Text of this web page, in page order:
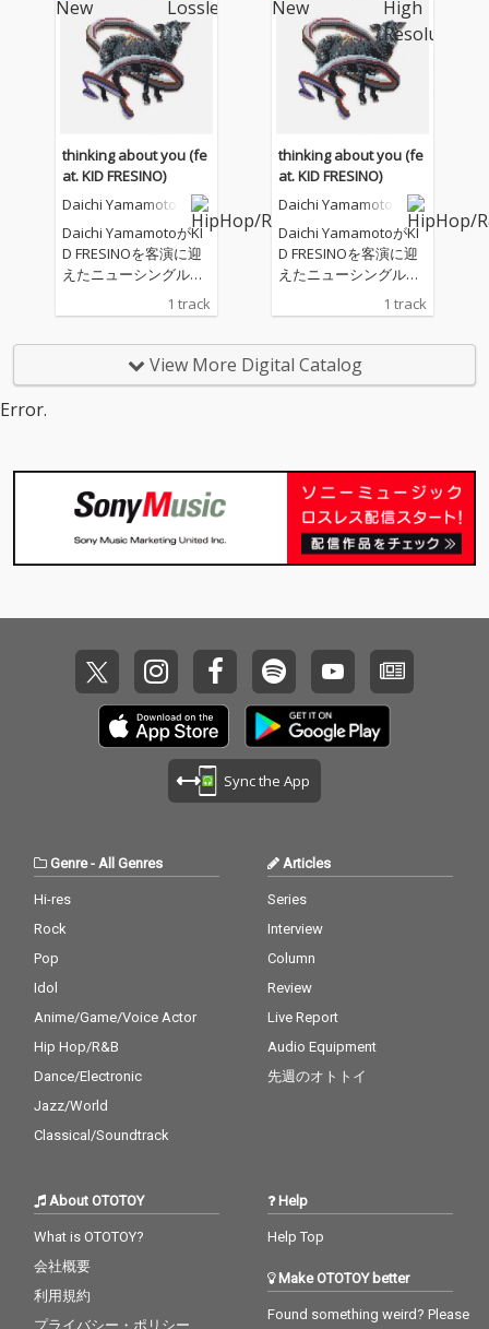
thinking about you (fe
at. KID FRESINO)
Daichi Yamamoto
Daichi YamamotoがKI
D FRESINOを客演に迎
えたニューシングル「t
hinking about you」を
7月22日（水）にリリ
者にとって「Let It B
e」以来、7年ぶりとな
ライブで初披露された
今作は、何気ない日常
の景色やふとした行動
のなかに自然と浮か
まとったトラックの上
で、Daichi Yamamoto
とKID FRESINO、それ
ぞれの言葉が穏やかに
交差する。日々の暮ら
しにそっと寄り添い、
何気ない瞬間に何度も
聴き返したくなる一曲
1 track
thinking about you (fe
at. KID FRESINO)
Daichi Yamamoto
Daichi YamamotoがKI
D FRESINOを客演に迎
えたニューシングル「t
hinking about you」を
7月22日（水）にリリ
者にとって「Let It B
e」以来、7年ぶりとな
Yamamotoのワンマン
ライブで初披露された
今作は、何気ない日常
の景色やふとした行動
のなかに自然と浮か
まとったトラックの上
で、Daichi Yamamoto
とKID FRESINO、それ
ぞれの言葉が穏やかに
交差する。日々の暮ら
しにそっと寄り添い、
何気ない瞬間に何度も
聴き返したくなる一曲
1 track
View More Digital Catalog
Error.
Sync the App
Genre- All Genres
Hi-res
Rock
Pop
Idol
Anime/Game/Voice Actor
Hip Hop/R&B
Dance/Electronic
Jazz/World
Classical/Soundtrack
Articles
Series
Interview
Column
Review
Live Report
Audio Equipment
先週のオトトイ
About OTOTOY
What is OTOTOY?
会社概要
利用規約
プライバシー・ポリシー
Help
Help Top
Make OTOTOY better
Found something weird? Please